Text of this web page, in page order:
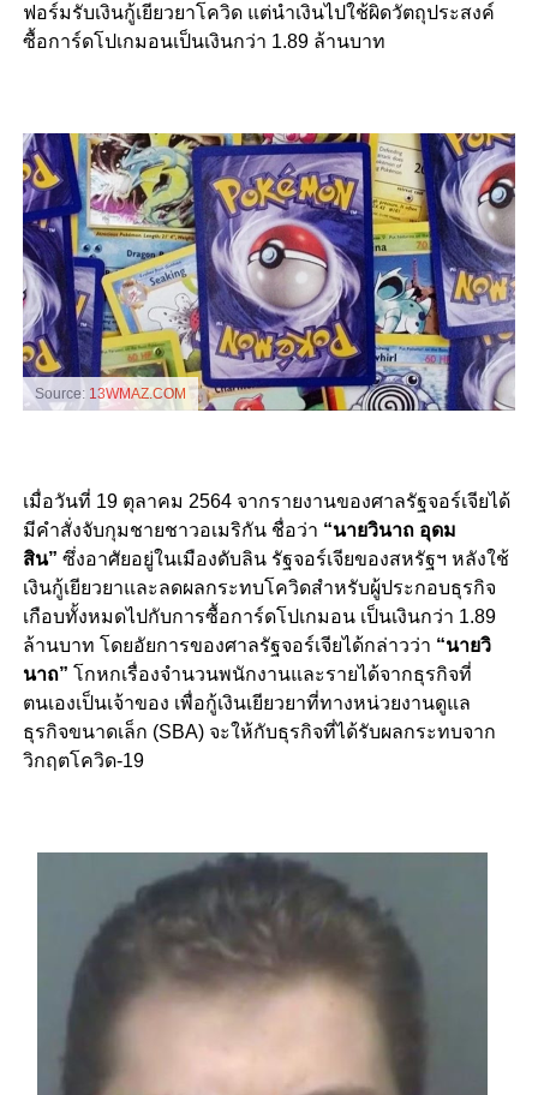
ฟอร์มรับเงินกู้เยียวยาโควิด แต่นำเงินไปใช้ผิดวัตถุประสงค์
ซื้อการ์ดโปเกมอนเป็นเงินกว่า 1.89 ล้านบาท
Source: 13WMAZ.COM
เมื่อวันที่ 19 ตุลาคม 2564 จากรายงานของศาลรัฐจอร์เจียได้
มีคำสั่งจับกุมชายชาวอเมริกัน ชื่อว่า “นายวินาถ อุดม
สิน” ซึ่งอาศัยอยู่ในเมืองดับลิน รัฐจอร์เจียของสหรัฐฯ หลังใช้
เงินกู้เยียวยาและลดผลกระทบโควิดสำหรับผู้ประกอบธุรกิจ
เกือบทั้งหมดไปกับการซื้อการ์ดโปเกมอน เป็นเงินกว่า 1.89
ล้านบาท โดยอัยการของศาลรัฐจอร์เจียได้กล่าวว่า “นายวิ
นาถ” โกหกเรื่องจำนวนพนักงานและรายได้จากธุรกิจที่
ตนเองเป็นเจ้าของ เพื่อกู้เงินเยียวยาที่ทางหน่วยงานดูแล
ธุรกิจขนาดเล็ก (SBA) จะให้กับธุรกิจที่ได้รับผลกระทบจาก
วิกฤตโควิด-19